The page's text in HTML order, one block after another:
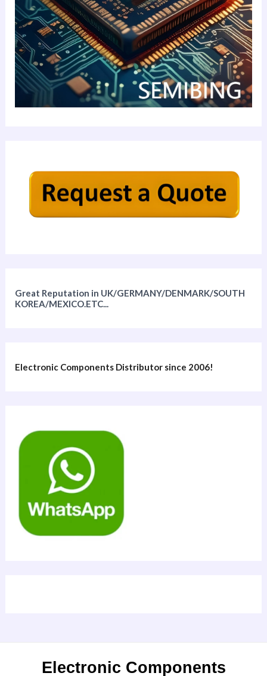
Great Reputation in UK/GERMANY/DENMARK/SOUTH
KOREA/MEXICO.ETC...
Electronic Components Distributor since 2006!
Electronic Components